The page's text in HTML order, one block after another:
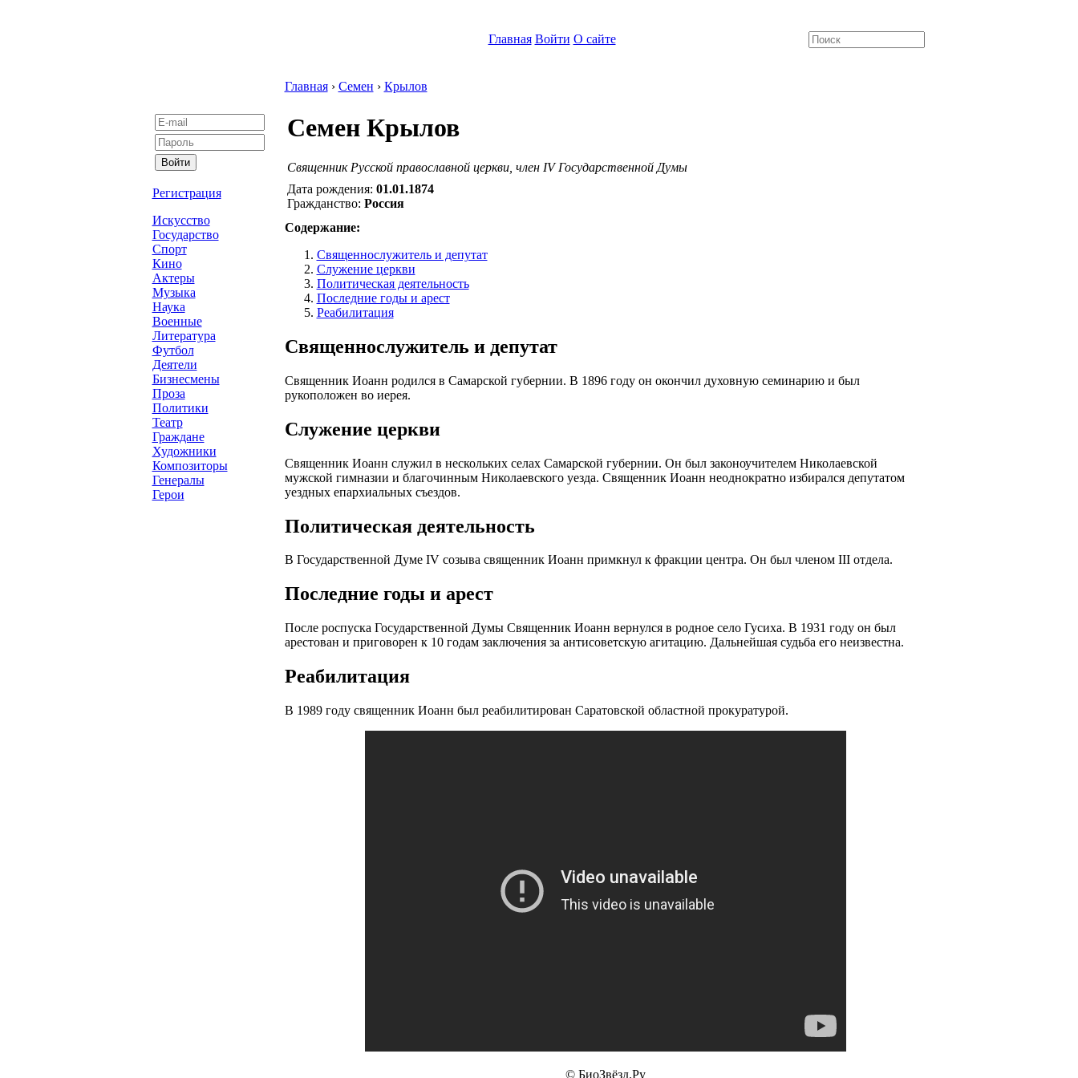
Главная Войти О сайте
Регистрация
Искусство
Государство
Спорт
Кино
Актеры
Музыка
Наука
Военные
Литература
Футбол
Деятели
Бизнесмены
Проза
Политики
Театр
Граждане
Художники
Композиторы
Генералы
Герои
Главная› Семен › Крылов
Семен Крылов
Священник Русской православной церкви, член IV Государственной Думы
Дата рождения: 01.01.1874
Гражданство: Россия
Содержание:
Священнослужитель и депутат
Служение церкви
Политическая деятельность
Последние годы и арест
Реабилитация
Священнослужитель и депутат
Священник Иоанн родился в Самарской губернии. В 1896 году он окончил духовную семинарию и был
рукоположен во иерея.
Служение церкви
Священник Иоанн служил в нескольких селах Самарской губернии. Он был законоучителем Николаевской
мужской гимназии и благочинным Николаевского уезда. Священник Иоанн неоднократно избирался депутатом
уездных епархиальных съездов.
Политическая деятельность
В Государственной Думе IV созыва священник Иоанн примкнул к фракции центра. Он был членом III отдела.
Последние годы и арест
После роспуска Государственной Думы Священник Иоанн вернулся в родное село Гусиха. В 1931 году он был
арестован и приговорен к 10 годам заключения за антисоветскую агитацию. Дальнейшая судьба его неизвестна.
Реабилитация
В 1989 году священник Иоанн был реабилитирован Саратовской областной прокуратурой.
© БиоЗвёзд.Ру